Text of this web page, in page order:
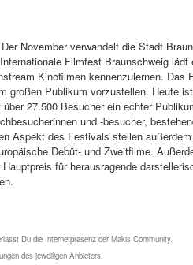
November verwandelt die Stadt
Filmfest Braunschweig lädt
Kinofilmen kennenzulernen. Das
großen Publikum vorzustellen. Heute
27.500 Besucher ein echter
und -besucher,
Aspekt des Festivals stellen
Debüt- und Zweitfilme.
für herausragende
Du die Internetpräsenz der Makis Community.
des jeweiligen Anbieters.